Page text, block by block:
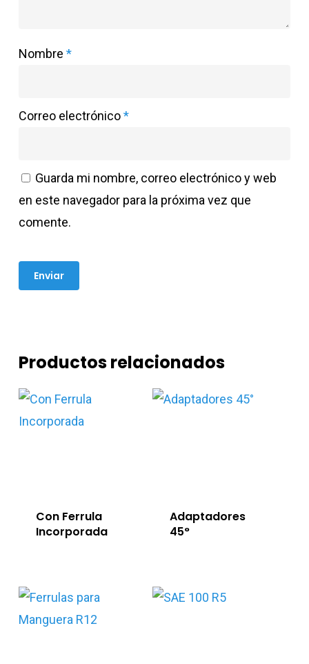
Nombre *
Correo electrónico*
Guarda mi nombre, correo electrónico y web
en este navegador para la próxima vez que
comente.
Productos relacionados
Con Ferrula
Incorporada
Adaptadores
45°